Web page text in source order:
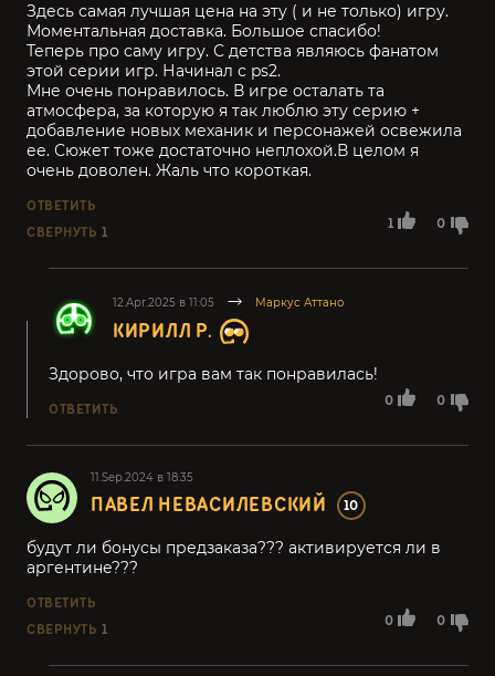
1 0
Здесь самая лучшая цена на эту ( и не только) игру.
Моментальная доставка. Большое спасибо!
Теперь про саму игру. С детства являюсь фанатом
этой серии игр. Начинал с ps2.
Мне очень понравилось. В игре осталать та
атмосфера, за которую я так люблю эту серию +
добавление новых механик и персонажей освежила
ее. Сюжет тоже достаточно неплохой.В целом я
очень доволен. Жаль что короткая.
ОТВЕТИТЬ
СВЕРНУТЬ 1
12.Apr.2025 в 11:05 Маркус Аттано
КИРИЛЛ Р.
0 0
Здорово, что игра вам так понравилась!
ОТВЕТИТЬ
11.Sep.2024 в 18:35
ПАВЕЛ НЕВАСИЛЕВСКИЙ 10
0 0
будут ли бонусы предзаказа??? активируется ли в
аргентине???
ОТВЕТИТЬ
СВЕРНУТЬ 1